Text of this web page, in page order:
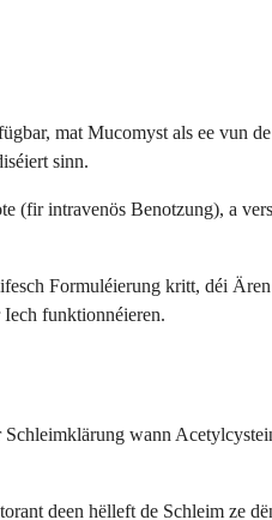
mat Mucomyst als ee
sinn.
(fir intravenös Benotzung), a
Formuléierung kritt, déi
funktionnéieren.
wann
deen hëlleft de Schleim ze